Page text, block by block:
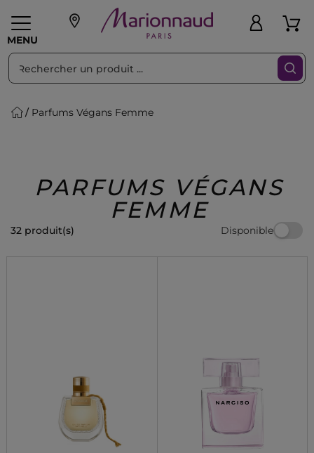
MENU
personnalisés SOINS
Beauty Accessoires
Parfums Végans Femme
PARFUMS VÉGANS
FEMME
32 produit(s) Disponible
Trier par Filtres